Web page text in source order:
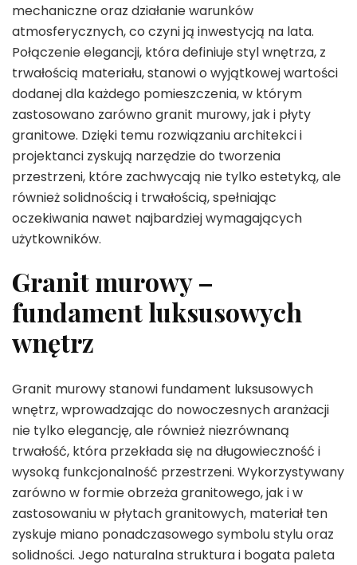
mechaniczne oraz działanie warunków
atmosferycznych, co czyni ją inwestycją na lata.
Połączenie elegancji, która definiuje styl wnętrza, z
trwałością materiału, stanowi o wyjątkowej wartości
dodanej dla każdego pomieszczenia, w którym
zastosowano zarówno granit murowy, jak i płyty
granitowe. Dzięki temu rozwiązaniu architekci i
projektanci zyskują narzędzie do tworzenia
przestrzeni, które zachwycają nie tylko estetyką, ale
również solidnością i trwałością, spełniając
oczekiwania nawet najbardziej wymagających
użytkowników.
Granit murowy –
fundament luksusowych
wnętrz
Granit murowy stanowi fundament luksusowych
wnętrz, wprowadzając do nowoczesnych aranżacji
nie tylko elegancję, ale również niezrównaną
trwałość, która przekłada się na długowieczność i
wysoką funkcjonalność przestrzeni. Wykorzystywany
zarówno w formie obrzeża granitowego, jak i w
zastosowaniu w płytach granitowych, materiał ten
zyskuje miano ponadczasowego symbolu stylu oraz
solidności. Jego naturalna struktura i bogata paleta